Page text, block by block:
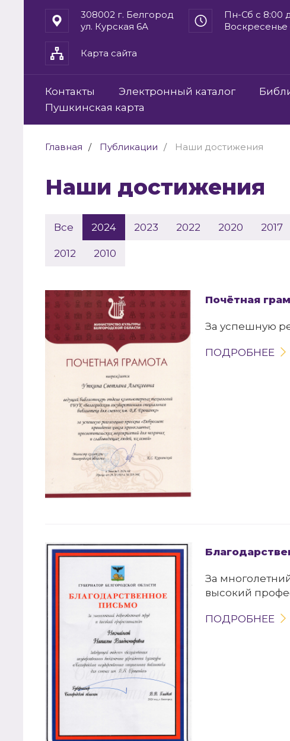
308002 г. Белгород
ул. Курская 6А
Пн-Сб с 8:00
Карта сайта
Контакты Электронный каталог
Пушкинская карта
Главная Публикации Наши достижения
Наши достижения
Все 2024 2023 2022 2020 2017
2012 2010
Почётная
За успешную
ПОДРОБНЕЕ
За
высокий
ПОДРОБНЕЕ